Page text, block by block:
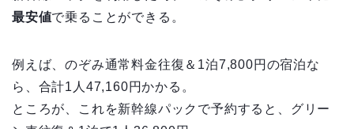
最安値で乗ることができる。
例えば、のぞみ通常料金往復＆1泊7,800円の宿泊な
ら、合計1人47,160円かかる。
ところが、これを新幹線パックで予約すると、グリー